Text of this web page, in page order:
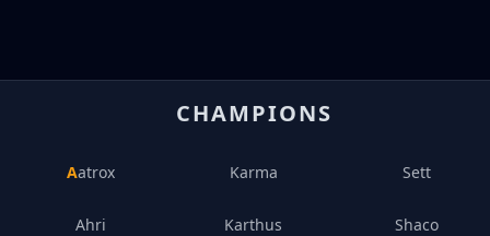
CHAMPIONS
Aatrox
Ahri
Karma
Karthus
Sett
Shaco